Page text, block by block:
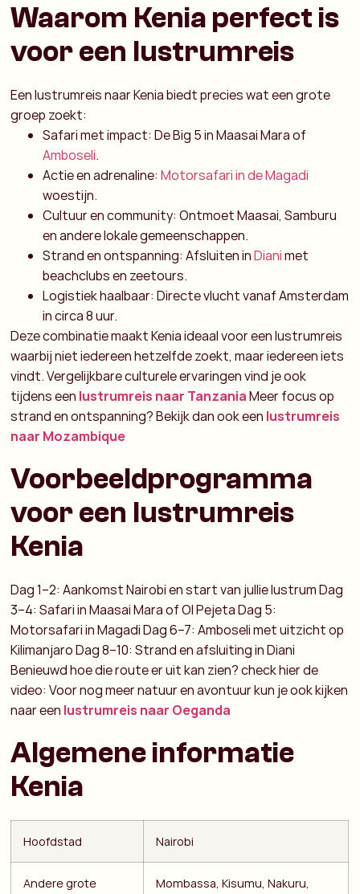
Waarom Kenia perfect is
voor een lustrumreis
Een lustrumreis naar Kenia biedt precies wat een grote
groep zoekt:
Safari met impact: De Big 5 in Maasai Mara of
Amboseli.
Actie en adrenaline:Motorsafari in de Magadi
woestijn.
Cultuur en community: Ontmoet Maasai, Samburu
en andere lokale gemeenschappen.
Strand en ontspanning: Afsluiten inDiani met
beachclubs en zeetours.
Logistiek haalbaar: Directe vlucht vanaf Amsterdam
in circa 8 uur.
Deze combinatie maakt Kenia ideaal voor een lustrumreis
waarbij niet iedereen hetzelfde zoekt, maar iedereen iets
vindt. Vergelijkbare culturele ervaringen vind je ook
tijdens een lustrumreis naar Tanzania Meer focus op
strand en ontspanning? Bekijk dan ook een lustrumreis
naar Mozambique
Voorbeeldprogramma
voor een lustrumreis
Kenia
Dag 1–2: Aankomst Nairobi en start van jullie lustrum Dag
3–4: Safari in Maasai Mara of Ol Pejeta Dag 5:
Motorsafari in Magadi Dag 6–7: Amboseli met uitzicht op
Kilimanjaro Dag 8–10: Strand en afsluiting in Diani
Benieuwd hoe die route er uit kan zien? check hier de
video:Voor nog meer natuur en avontuur kun je ook kijken
naar een lustrumreis naar Oeganda
Algemene informatie
Kenia
Hoofdstad Nairobi
Andere grote
Mombassa, Kisumu, Nakuru,